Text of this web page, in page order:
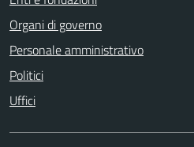
Organi di governo
Personale amministrativo
Politici
Uffici